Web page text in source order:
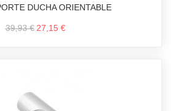
DUCHA ORIENTABLE
39,93 € 27,15 €